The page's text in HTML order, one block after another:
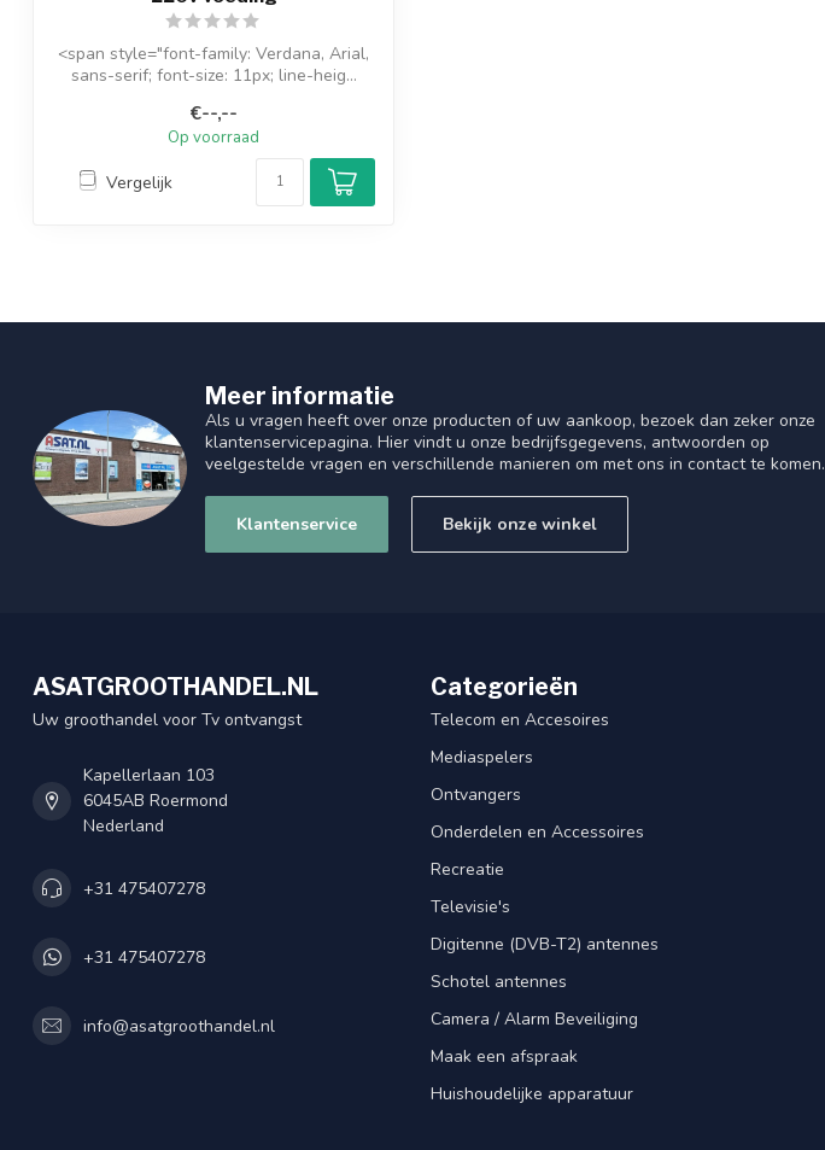
<span style="font-family: Verdana, Arial,
sans-serif; font-size: 11px; line-heig...
€--,--
Op voorraad
Vergelijk
Meer informatie
Als u vragen heeft over onze producten of uw aankoop, bezoek dan zeker onze
klantenservicepagina. Hier vindt u onze bedrijfsgegevens, antwoorden op
veelgestelde vragen en verschillende manieren om met ons in contact te komen.
Klantenservice Bekijk onze winkel
ASATGROOTHANDEL.NL
Uw groothandel voor Tv ontvangst
Kapellerlaan 103
6045AB Roermond
Nederland
+31 475407278
+31 475407278
info@asatgroothandel.nl
Categorieën
Telecom en Accesoires
Mediaspelers
Ontvangers
Onderdelen en Accessoires
Recreatie
Televisie's
Digitenne (DVB-T2) antennes
Schotel antennes
Camera / Alarm Beveiliging
Maak een afspraak
Huishoudelijke apparatuur